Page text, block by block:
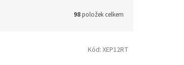
98položek celkem
Kód: XEP12RT